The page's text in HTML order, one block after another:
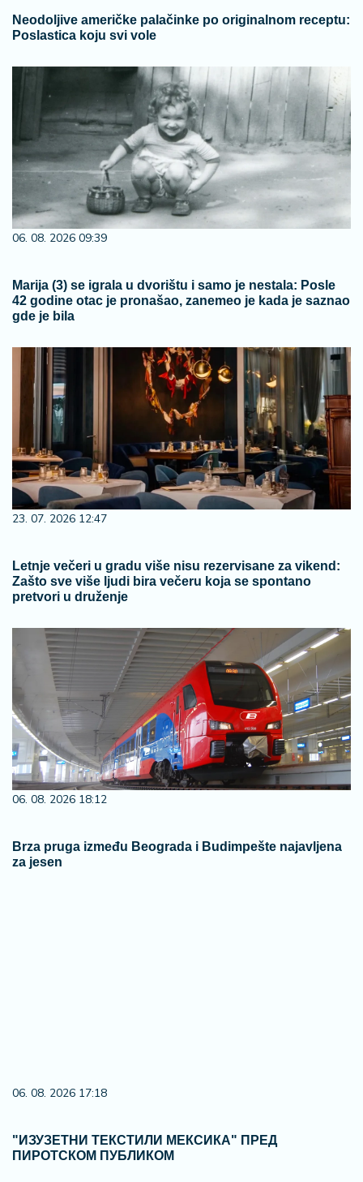
Neodoljive američke palačinke po originalnom receptu:
Poslastica koju svi vole
06. 08. 2026 09:39
Marija (3) se igrala u dvorištu i samo je nestala: Posle
42 godine otac je pronašao, zanemeo je kada je saznao
gde je bila
23. 07. 2026 12:47
Letnje večeri u gradu više nisu rezervisane za vikend:
Zašto sve više ljudi bira večeru koja se spontano
pretvori u druženje
06. 08. 2026 18:12
Brza pruga između Beograda i Budimpešte najavljena
za jesen
06. 08. 2026 17:18
"ИЗУЗЕТНИ ТЕКСТИЛИ МЕКСИКА" ПРЕД
ПИРОТСКОМ ПУБЛИКОМ